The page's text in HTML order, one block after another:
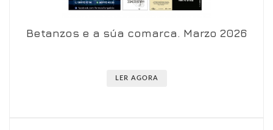
Ver en visor Ver en detalle
Betanzos e a súa comarca. Marzo 2026
LER AGORA